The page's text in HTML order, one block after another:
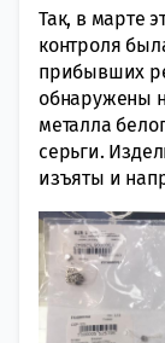
Так, в марте
контроля
прибывших
обнаружены
металла
серьги.
изъяты и